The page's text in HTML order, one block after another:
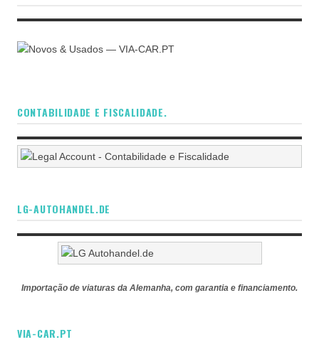
CONTABILIDADE E FISCALIDADE.
LG-AUTOHANDEL.DE
Importação de viaturas da Alemanha, com garantia e financiamento.
VIA-CAR.PT